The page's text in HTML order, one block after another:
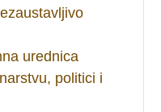
urednica
politici i